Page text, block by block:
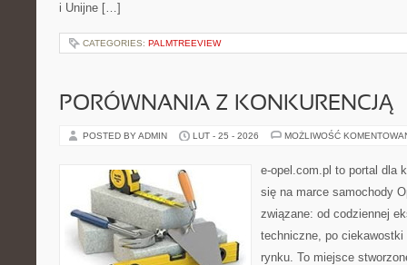
i Unijne […]
CATEGORIES: PALMTREEVIEW
PORÓWNANIA Z KONKURENCJĄ
POSTED BY ADMIN LUT - 25 - 2026 MOŻLIWOŚĆ
e-opel.com.pl to portal dla
się na marce samochody
związane: od codziennej
techniczne, po
rynku. To miejsce